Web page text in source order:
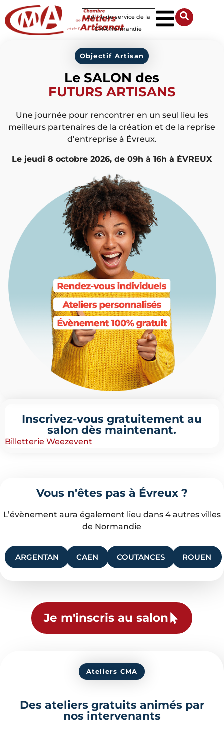
L’offre de service de la
CMA Normandie
Objectif Artisan
Le SALON des
FUTURS ARTISANS
Une journée pour rencontrer en un seul lieu les
meilleurs partenaires de la création et de la reprise
d’entreprise à Évreux.
Le jeudi 8 octobre 2026, de 09h à 16h à ÉVREUX
Inscrivez-vous gratuitement au
salon dès maintenant.
Billetterie Weezevent
Vous n'êtes pas à Évreux ?
L’évènement aura également lieu dans 4 autres villes
de Normandie
ARGENTAN CAEN COUTANCES ROUEN
Je m'inscris au salon
Ateliers CMA
Des ateliers gratuits animés par
nos intervenants
Panneau de gestion des cookies